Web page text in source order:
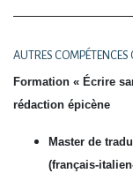
AUTRES COMPÉTENCES
Formation « Écrire
rédaction épicène
Master de
(français-